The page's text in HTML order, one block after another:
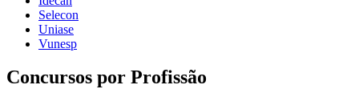
Selecon
Uniase
Vunesp
Concursos por Profissão